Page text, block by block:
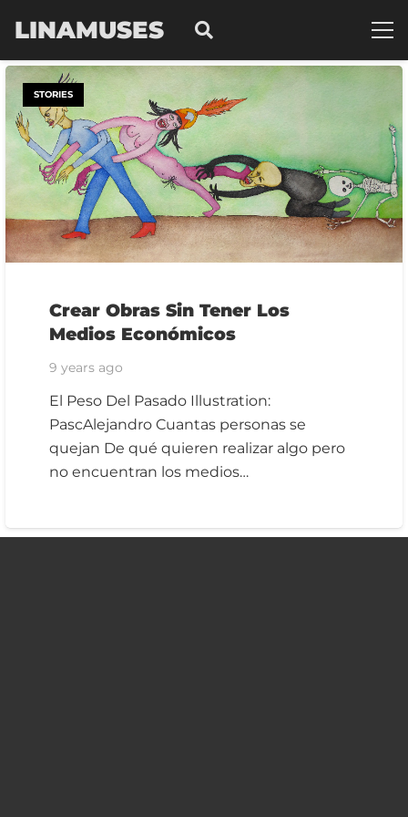
LINAMUSES
STORIES
Crear Obras Sin Tener Los
Medios Económicos
9 years ago
El Peso Del Pasado Illustration:
PascAlejandro Cuantas personas se
quejan De qué quieren realizar algo pero
no encuentran los medios…